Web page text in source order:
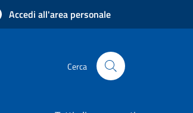
Accedi all'area personale
Cerca